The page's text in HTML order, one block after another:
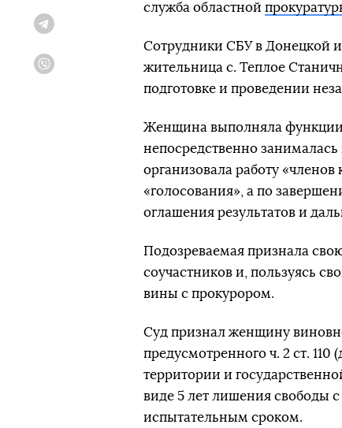
служба областной
Сотрудники СБУ в Донецкой и
жительница с. Теплое
подготовке и проведении
Женщина выполняла функции
непосредственно
организовала работу
«голосования», а по
оглашения результатов и
Подозреваемая признала
соучастников и, пользуясь
вины с прокурором.
Суд признал женщину
предусмотренного ч. 2 ст.
территории и
виде 5 лет лишения свободы
испытательным сроком.